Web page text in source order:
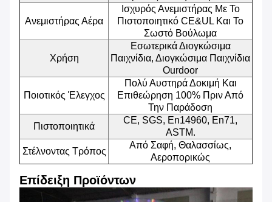
Ανεμιστήρας Αέρα
Ισχυρός Ανεμιστήρας Με Το
Πιστοποιητικό CE&UL Και Το
Σωστό Βούλωμα
Χρήση
Εσωτερικά Διογκώσιμα
Παιχνίδια, Διογκώσιμα Παιχνίδια
Ourdoor
Ποιοτικός Έλεγχος
Πολύ Αυστηρά Δοκιμή Και
Επιθεώρηση 100% Πριν Από
Την Παράδοση
Πιστοποιητικά
CE, SGS, En14960, En71,
ASTM.
Στέλνοντας Τρόπος
Από Σαφή, Θαλασσίως,
Αεροπορικώς
Επίδειξη Προϊόντων